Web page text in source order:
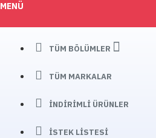
MENÜ
TÜM BÖLÜMLER
TÜM MARKALAR
İNDIRIMLI ÜRÜNLER
İSTEK LISTESI